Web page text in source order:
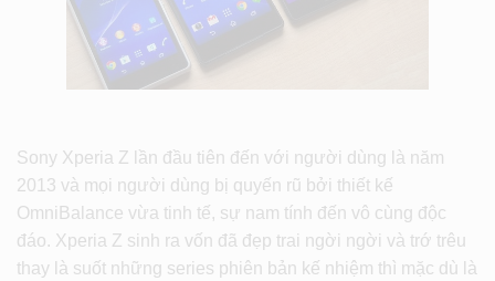
Sony Xperia Z lần đầu tiên đến với người dùng là năm
2013 và mọi người dùng bị quyến rũ bởi thiết kế
OmniBalance vừa tinh tế, sự nam tính đến vô cùng độc
đáo. Xperia Z sinh ra vốn đã đẹp trai ngời ngời và trớ trêu
thay là suốt những series phiên bản kế nhiệm thì mặc dù là